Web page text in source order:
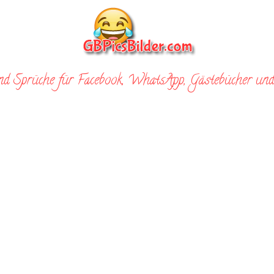
Sprüche für Facebook, WhatsApp, Gästebücher